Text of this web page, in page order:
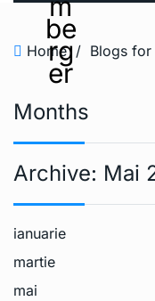
Home / Blogs
Months
Archive: Mai
ianuarie
martie
mai